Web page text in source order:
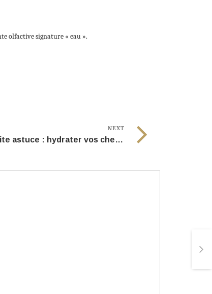
olfactive signature « eau ».
NEXT
La petite astuce : hydrater vos cheveux texturés!